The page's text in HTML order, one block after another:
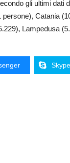
gli ultimi dati
Catania
Lampedusa
Skype